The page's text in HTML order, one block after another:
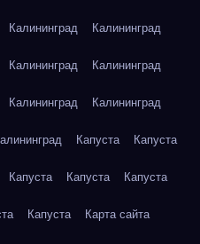
Калининград Калининград
Калининград Калининград
Калининград Калининград
Капуста Капуста
Капуста Капуста Капуста
Капуста Карта сайта